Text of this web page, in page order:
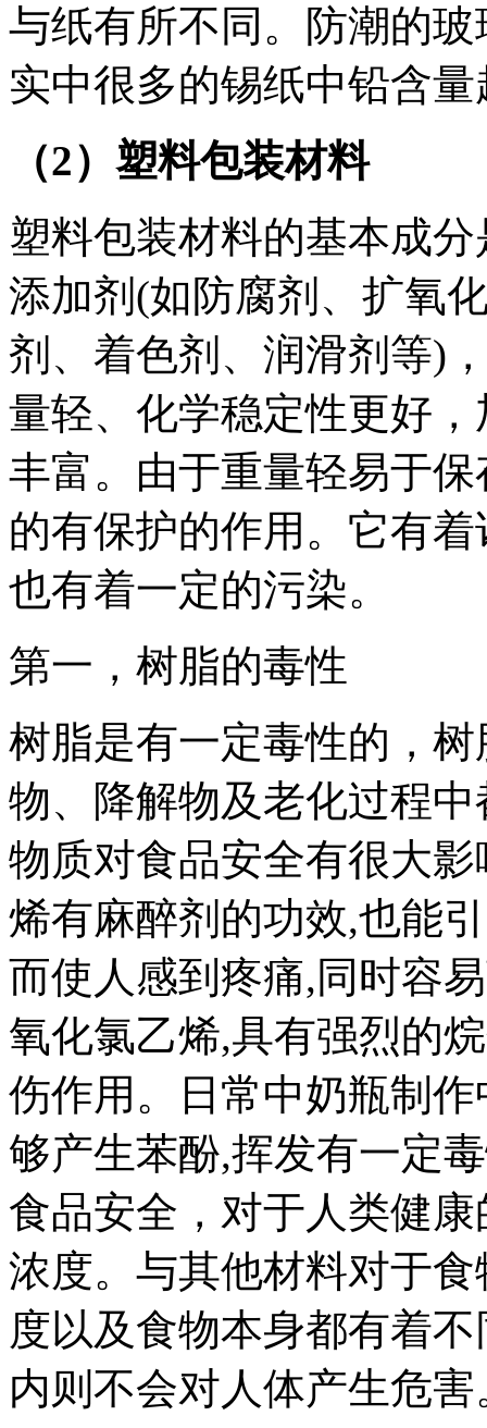
与纸有所不同。防潮的
实中很多的锡纸中铅含量
（2）塑料包装材料
塑料包装材料的基本成
添加剂(如防腐剂、扩氧
剂、着色剂、润滑剂等)
量轻、化学稳定性更好
丰富。由于重量轻易于
的有保护的作用。它有
也有着一定的污染。
第一，树脂的毒性
树脂是有一定毒性的，
物、降解物及老化过程
物质对食品安全有很大
烯有麻醉剂的功效,也能
而使人感到疼痛,同时容
氧化氯乙烯,具有强烈的
伤作用。日常中奶瓶制
够产生苯酚,挥发有一定
食品安全，对于人类健
浓度。与其他材料对于
度以及食物本身都有着
内则不会对人体产生危害